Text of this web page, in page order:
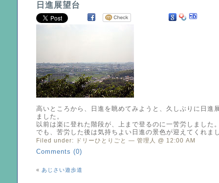
日進展望台
高いところから、日進を眺めてみようと、久しぶりに日進
ました。
以前は楽に登れた階段が、上まで登るのに一苦労しました
でも、苦労した後は気持ちよい日進の景色が迎えてくれま
Filed under:
ドリーひとりごと — 管理人 @ 12:00 AM
Comments (0)
« あじさい遊歩道